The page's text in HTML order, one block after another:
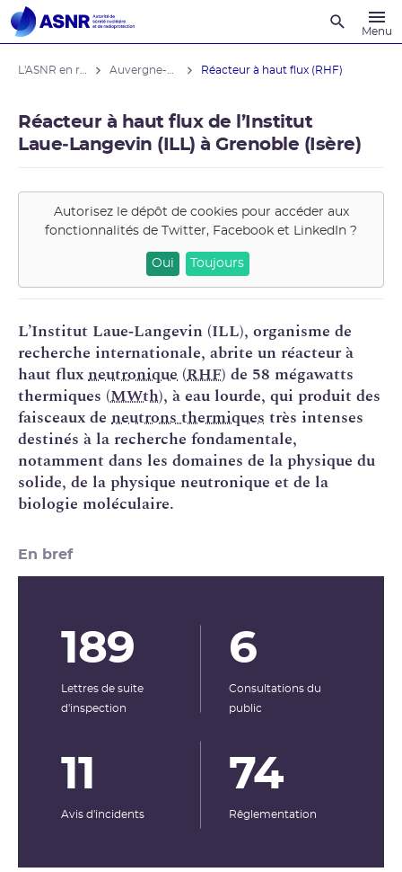
Menu
Réacteur à haut flux (RHF)
Réacteur à haut flux de l’Institut
Laue‑Langevin (ILL) à Grenoble (Isère)
Autorisez le dépôt de cookies pour accéder aux
fonctionnalités de Twitter, Facebook et LinkedIn ?
Oui Toujours
L’Institut Laue‑Langevin (ILL), organisme de
recherche internationale, abrite un réacteur à
haut fluxneutronique (RHF) de 58 mégawatts
thermiques (MWth), à eau lourde, qui produit des
faisceaux de neutrons thermiques très intenses
destinés à la recherche fondamentale,
notamment dans les domaines de la physique du
solide, de la physique neutronique et de la
biologie moléculaire.
En bref
189
Lettres de suite
d'inspection
6
Consultations du
public
11
Avis d'incidents
74
Rêglementation